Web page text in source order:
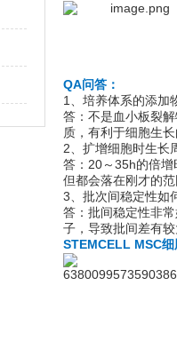
QA问答：
1、培养体系的添加
答：不是血小板裂
质，有利于细胞生
2、扩增细胞时生长
答：20～35h的倍
但都会落在刚才的
3、批次间稳定性如
答：批间稳定性非
子，导致批间差有
STEMCELL MSC